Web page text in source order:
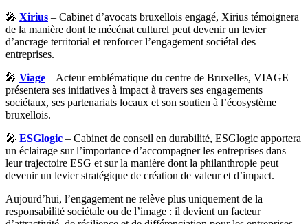
🎤 Xirius – Cabinet d’avocats bruxellois engagé, Xirius témoignera
de la manière dont le mécénat culturel peut devenir un levier
d’ancrage territorial et renforcer l’engagement sociétal des
entreprises.
🎤 Viage – Acteur emblématique du centre de Bruxelles, VIAGE
présentera ses initiatives à impact à travers ses engagements
sociétaux, ses partenariats locaux et son soutien à l’écosystème
bruxellois.
🎤 ESGlogic – Cabinet de conseil en durabilité, ESGlogic apportera
un éclairage sur l’importance d’accompagner les entreprises dans
leur trajectoire ESG et sur la manière dont la philanthropie peut
devenir un levier stratégique de création de valeur et d’impact.
Aujourd’hui, l’engagement ne relève plus uniquement de la
responsabilité sociétale ou de l’image : il devient un facteur